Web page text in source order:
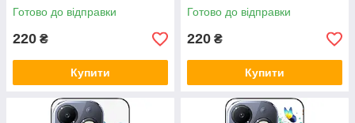
Готово до відправки
220 ₴
Купити
Готово до відправки
220 ₴
Купити